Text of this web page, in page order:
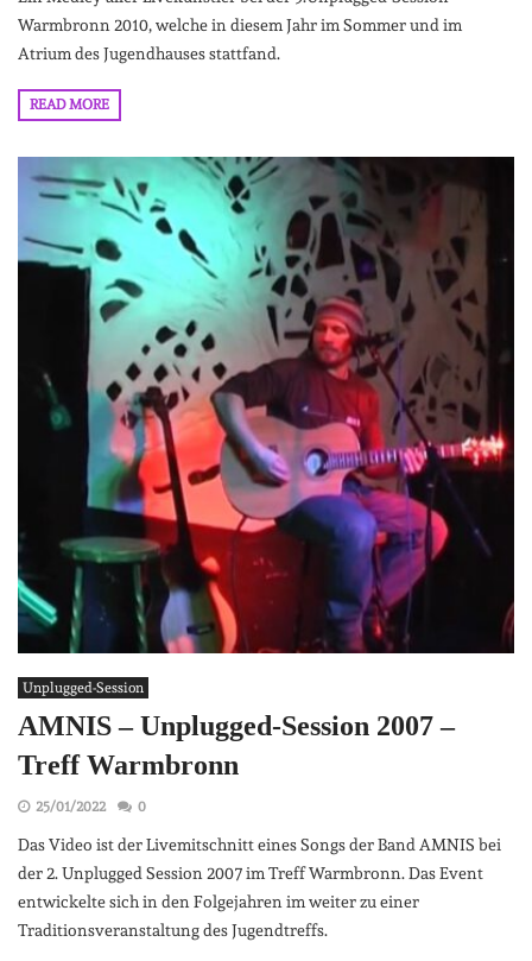
Warmbronn 2010, welche in diesem Jahr im Sommer und im
Atrium des Jugendhauses stattfand.
READ MORE
Unplugged-Session
AMNIS – Unplugged-Session 2007 –
Treff Warmbronn
25/01/2022 0
Das Video ist der Livemitschnitt eines Songs der Band AMNIS bei
der 2. Unplugged Session 2007 im Treff Warmbronn. Das Event
entwickelte sich in den Folgejahren im weiter zu einer
Traditionsveranstaltung des Jugendtreffs.